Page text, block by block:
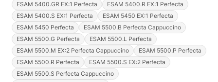
ESAM 5400.GR EX:1 Perfecta
ESAM 5400.R EX:1 Perfecta
ESAM 5400.S EX:1 Perfecta
ESAM 5450 EX:1 Perfecta
ESAM 5450 Perfecta
ESAM 5500.B Perfecta Cappuccino
ESAM 5500.G Perfecta
ESAM 5500.L Perfecta
ESAM 5500.M EX:2 Perfecta Cappuccino
ESAM 5500.P Perfecta
ESAM 5500.R Perfecta
ESAM 5500.S EX:2 Perfecta
ESAM 5500.S Perfecta Cappuccino